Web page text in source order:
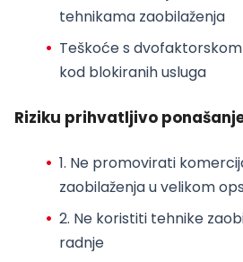
tehnikama zaobilaženja
Teškoće s
kod blokiranih usluga
Riziku prihvatljivo
1. Ne promovirati
zaobilaženja u velikom
2. Ne koristiti tehnike
radnje